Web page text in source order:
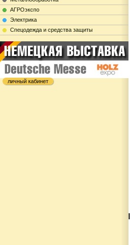
АГРОэкспо
Электрика
Cпецодежда и средства защиты
личный кабинет